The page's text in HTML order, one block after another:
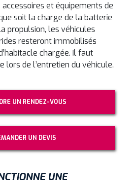
et équipements de
soit la charge de la batterie
propulsion, les véhicules
resteront immobilisés
chargée. Il faut
lors de l’entretien du véhicule.
UN RENDEZ-VOUS
UN DEVIS
UNE